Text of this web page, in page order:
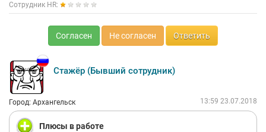
Сотрудник HR:
Согласен Не согласен Ответить
Стажёр (Бывший сотрудник)
Город: Архангельск 13:59 23.07.2018
Плюсы в работе